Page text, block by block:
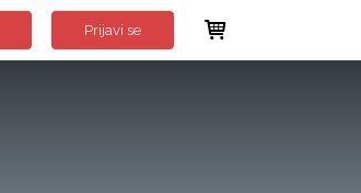
Prijavi se